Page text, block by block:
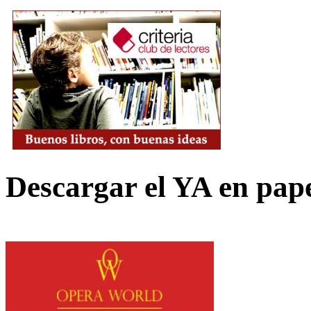
Descargar el YA en